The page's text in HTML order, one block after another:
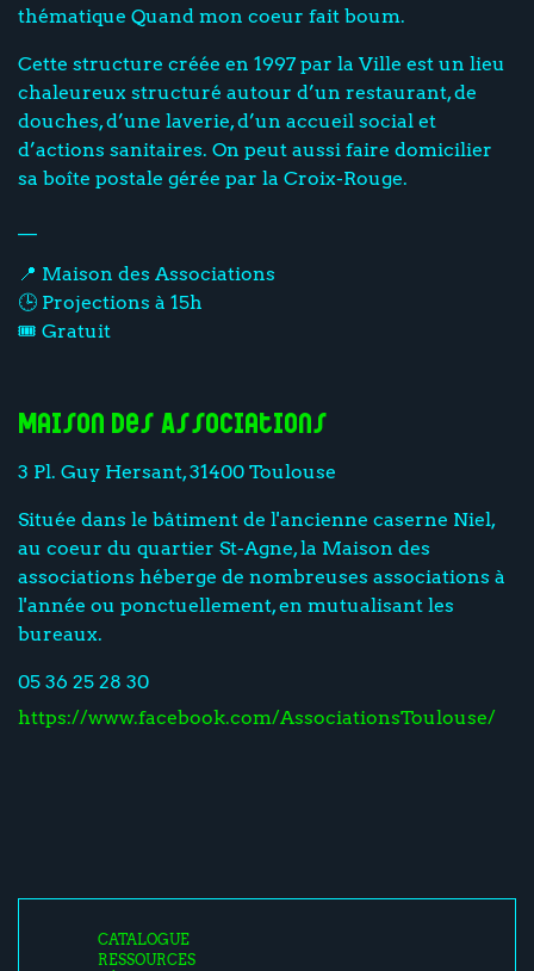
thématique Quand mon coeur fait boum.
Cette structure créée en 1997 par la Ville est un lieu
chaleureux structuré autour d’un restaurant, de
douches, d’une laverie, d’un accueil social et
d’actions sanitaires. On peut aussi faire domicilier
sa boîte postale gérée par la Croix-Rouge.
📍 Maison des Associations
🕒 Projections à 15h
🎟️ Gratuit
Maison des Associations
3 Pl. Guy Hersant, 31400 Toulouse
Située dans le bâtiment de l'ancienne caserne Niel,
au coeur du quartier St-Agne, la Maison des
associations héberge de nombreuses associations à
l'année ou ponctuellement, en mutualisant les
bureaux.
05 36 25 28 30
https://www.facebook.com/AssociationsToulouse/
CATALOGUE
RESSOURCES